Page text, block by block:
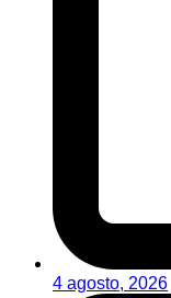
4 agosto, 2026